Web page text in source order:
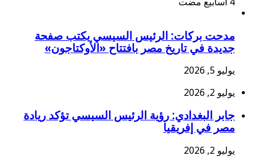
مدحت بركات: الرئيس السيسي يكتب صفحة
جديدة في تاريخ مصر بافتتاح «الأوكتاجون»
يوليو 5, 2026
يوليو 2, 2026
جابر البغدادي: رؤية الرئيس السيسي تؤكد ريادة
مصر في إفريقيا
يوليو 2, 2026